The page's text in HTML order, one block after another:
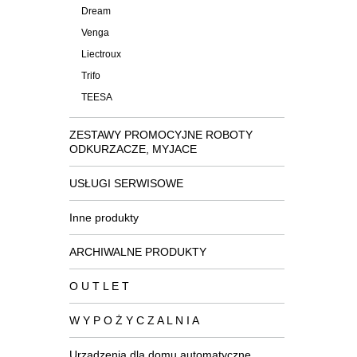
Dream
Venga
Liectroux
Trifo
TEESA
ZESTAWY PROMOCYJNE ROBOTY
ODKURZACZE, MYJACE
USŁUGI SERWISOWE
Inne produkty
ARCHIWALNE PRODUKTY
O U T L E T
W Y P O Ż Y C Z A L N I A